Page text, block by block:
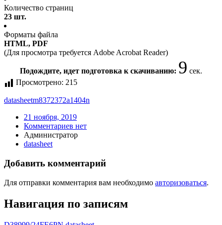
Количество страниц
23 шт.
Форматы файла
HTML, PDF
(Для просмотра требуется Adobe Acrobat Reader)
Подождите, идет подготовка к скачиванию: 9 сек.
Просмотрено: 215
datasheetm8372372a1404n
21 ноября, 2019
Комментариев нет
Администратор
datasheet
Добавить комментарий
Для отправки комментария вам необходимо авторизоваться.
Навигация по записям